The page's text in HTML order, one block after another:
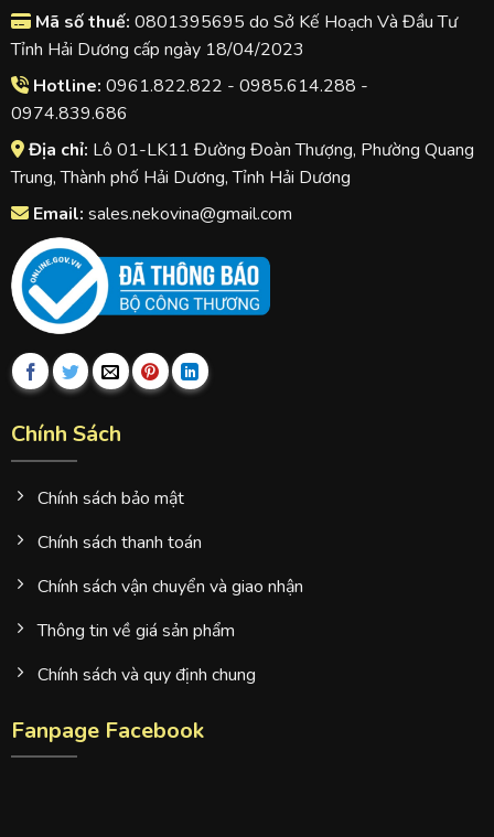
Mã số thuế: 0801395695 do Sở Kế Hoạch Và Đầu Tư
Tỉnh Hải Dương cấp ngày 18/04/2023
Hotline: 0961.822.822 - 0985.614.288 -
0974.839.686
Địa chỉ: Lô 01-LK11 Đường Đoàn Thượng, Phường Quang
Trung, Thành phố Hải Dương, Tỉnh Hải Dương
Email: sales.nekovina@gmail.com
Chính Sách
Chính sách bảo mật
Chính sách thanh toán
Chính sách vận chuyển và giao nhận
Thông tin về giá sản phẩm
Chính sách và quy định chung
Fanpage Facebook